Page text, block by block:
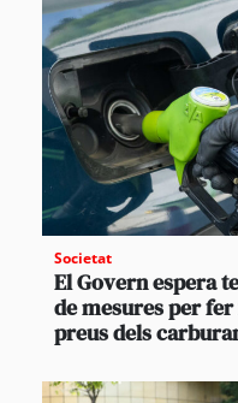
Societat
El Govern espera
de mesures per
preus dels